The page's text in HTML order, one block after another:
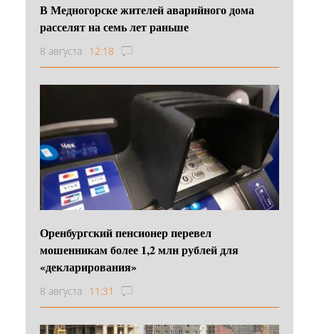
В Медногорске жителей аварийного дома
расселят на семь лет раньше
8 августа 12:18
Оренбургский пенсионер перевел
мошенникам более 1,2 млн рублей для
«декларирования»
8 августа 11:31